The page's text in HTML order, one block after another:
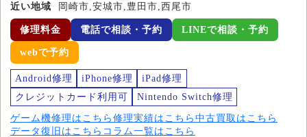
近い地域
岡崎市,安城市,豊田市,西尾市
修理料金 電話で相談・予約 LINEで相談・予約
webで予約
Android修理 iPhone修理
iPad修理
クレジットカード利用可
Nintendo Switch修理
ゲーム機修理はこちら 修理実績はこちら 中古買取はこちら
データ復旧はこちら コラム一覧はこちら